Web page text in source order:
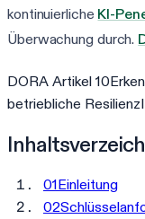
kontinuierliche KI-
Überwachung durch.
DORA Artikel 10
betriebliche Resilienz
01Einleitung
02